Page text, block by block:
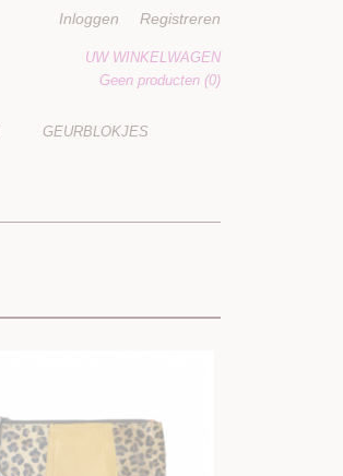
Inloggen Registreren
UW WINKELWAGEN
Geen producten (0)
GEURBLOKJES